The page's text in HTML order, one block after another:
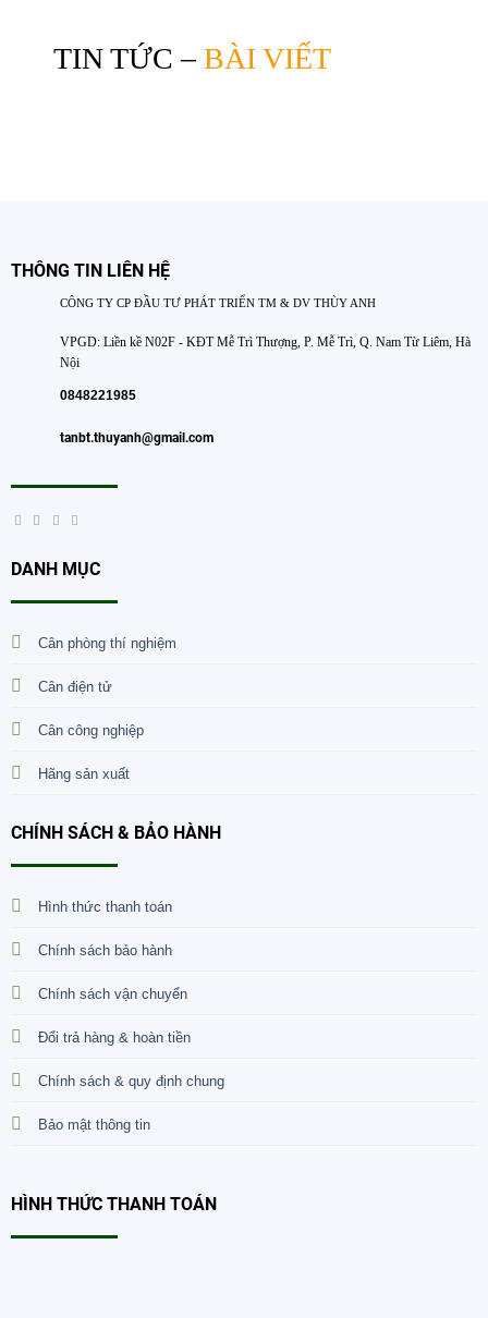
TIN TỨC –BÀI VIẾT
THÔNG TIN LIÊN HỆ
CÔNG TY CP ĐẦU TƯ PHÁT TRIỂN TM & DV THÙY ANH
VPGD: Liền kề N02F - KĐT Mễ Trì Thượng, P. Mễ Trì, Q. Nam Từ Liêm, Hà
Nội
0848221985
tanbt.thuyanh@gmail.com
DANH MỤC
Cân phòng thí nghiệm
Cân điện tử
Cân công nghiệp
Hãng sản xuất
CHÍNH SÁCH & BẢO HÀNH
Hình thức thanh toán
Chính sách bảo hành
Chính sách vận chuyển
Đổi trả hàng & hoàn tiền
Chính sách & quy định chung
Bảo mật thông tin
HÌNH THỨC THANH TOÁN